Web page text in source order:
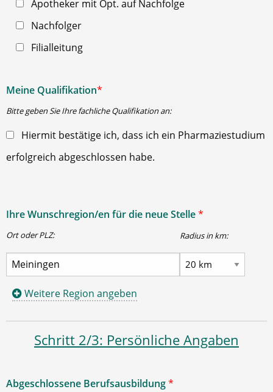
Apotheker mit Opt. auf Nachfolge
Nachfolger
Filialleitung
Meine Qualifikation*
Bitte geben Sie Ihre fachliche Qualifikation an:
Hiermit bestätige ich, dass ich ein Pharmaziestudium
erfolgreich abgeschlossen habe.
Ihre Wunschregion/en für die neue Stelle*
Ort oder PLZ: Radius in km:
Weitere Region angeben
Schritt 2/3: Persönliche Angaben
Abgeschlossene Berufsausbildung*